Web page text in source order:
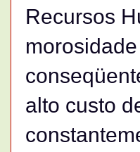
Recursos
alto custo